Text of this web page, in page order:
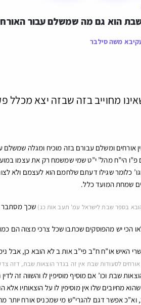
הוא גם מה שמשלם עבור
משה סילבר
מחוייב בזה שבזה יצא מכלל
אורחים ומשלם עבורם בזה מוכיח ומגלה
הי”ח מהל’ י”ט שמי שמשמח רק את עצמו
כלומר שגילו דעתם שלחמם הוא לעצמם ולא
שמחת המועד כלל.
בספר שבת לישראל עמ’ תעב אות כג) שכך מסתבר
הכי יש מהפוסקים שכתבו שכל צרכי מצוה הם
האיש או”ח ח”ב פי”ב אות ב לא הובא כן, אבל
אורחים לסעודות שבת אין זה בגדר הוצאות שבת, דזה
שבת וכו’ אם מוסיף מוסיפין לו והשווה זה
מחיובים שלו אין מוסיפין לו על הוצאותיו
וא”כ אפשר דגם להגרי”ש מי שמכניס אורח יותר